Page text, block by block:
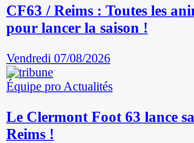
CF63 / Reims : Toutes les
pour lancer la saison !
Vendredi 07/08/2026
Équipe pro Actualités
Le Clermont Foot 63 lance
Reims !